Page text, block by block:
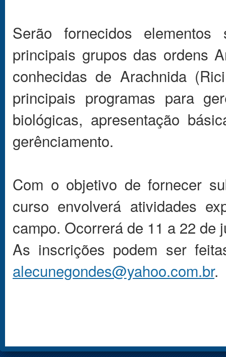
Serão fornecidos
principais grupos das ordens
conhecidas de Arachnida
principais programas para
biológicas, apresentação
gerênciamento.
Com o objetivo de fornecer
curso envolverá atividades
campo. Ocorrerá de 11 a 22 de
As inscrições podem ser
alecunegondes@yahoo.com.br.